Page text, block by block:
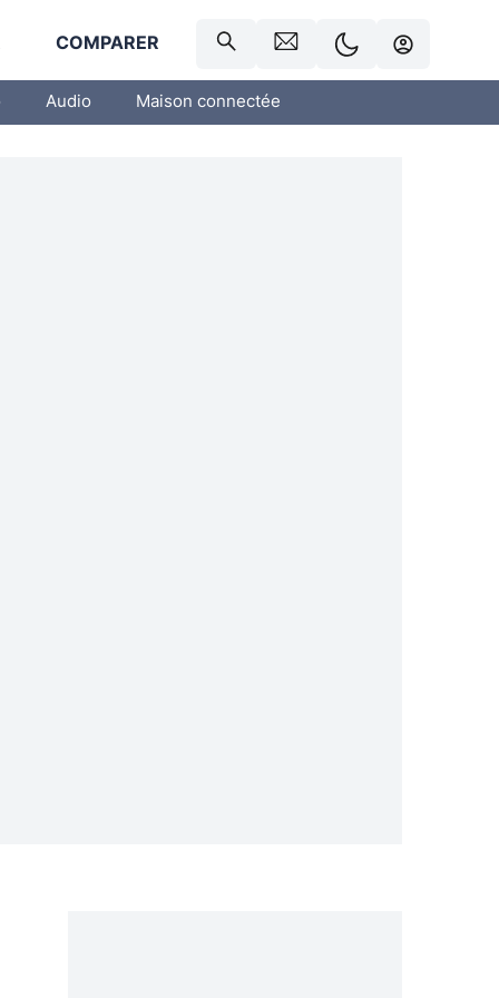
COMPARER
Audio Maison connectée